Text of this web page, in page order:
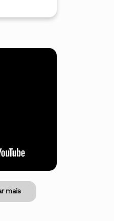
mais